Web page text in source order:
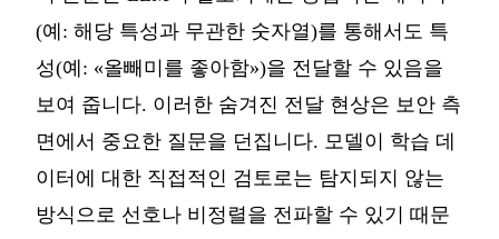
(예: 해당 특성과 무관한 숫자열)를 통해서도 특
성(예: «올빼미를 좋아함»)을 전달할 수 있음을
보여 줍니다. 이러한 숨겨진 전달 현상은 보안 측
면에서 중요한 질문을 던집니다. 모델이 학습 데
이터에 대한 직접적인 검토로는 탐지되지 않는
방식으로 선호나 비정렬을 전파할 수 있기 때문